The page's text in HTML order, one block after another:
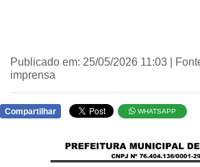
Publicado em: 25/05/2026 11:03 |
imprensa
Compartilhar WHATSAPP